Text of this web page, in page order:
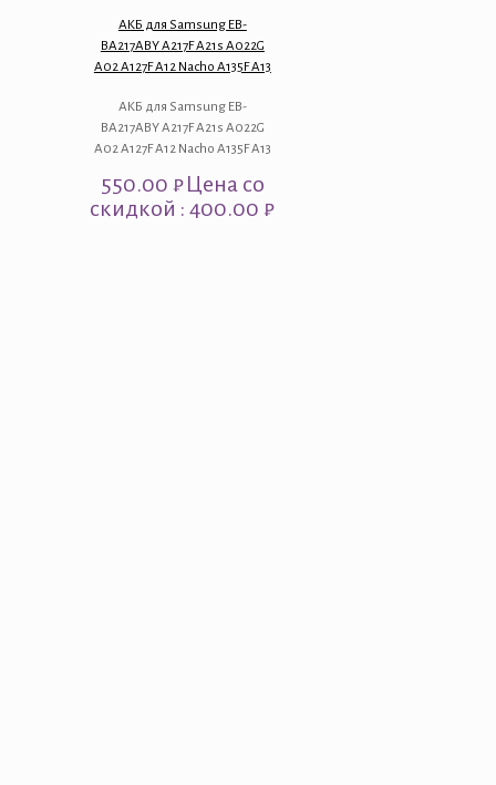
АКБ для Samsung EB-
BA217ABY A217F A21s A022G
A02 A127F A12 Nacho A135F A13
АКБ для Samsung EB-
BA217ABY A217F A21s A022G
A02 A127F A12 Nacho A135F A13
550.00 ₽Цена со
скидкой : 400.00 ₽